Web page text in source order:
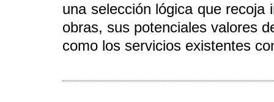
una selección lógica que recoja
obras, sus potenciales valores
como los servicios existentes